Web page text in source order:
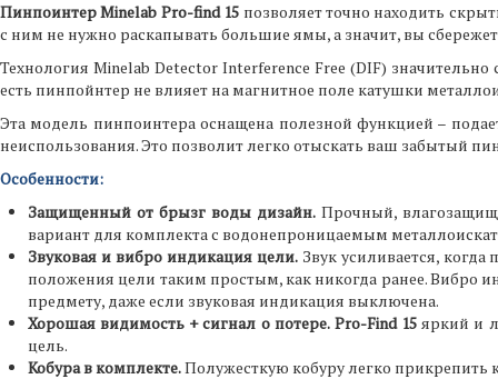
Пинпоинтер Minelab Pro-find 15 позволяет точно находить
с ним не нужно раскапывать большие ямы, а значит, вы
Технология Minelab Detector Interference Free (DIF)
есть пинпойнтер не влияет на магнитное поле катушки
Эта модель пинпоинтера оснащена полезной функцией –
неиспользования. Это позволит легко отыскать ваш забытый
Особенности:
Защищенный от брызг воды дизайн.Прочный,
вариант для комплекта с водонепроницаемым
Звуковая и вибро индикация цели.Звук усиливается,
положения цели таким простым, как никогда ранее. Вибро
предмету, даже если звуковая индикация выключена.
Хорошая видимость + сигнал о потере. Pro-Find 15 яркий и
цель.
Кобура в комплекте.Полужесткую кобуру легко прикрепить